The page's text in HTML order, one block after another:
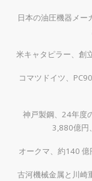
日本の油圧機器メー
米キャタピラー、創
コマツドイツ、
神戸製鋼、24年度
3,880億円
オークマ、約140
古河機械金属と川崎